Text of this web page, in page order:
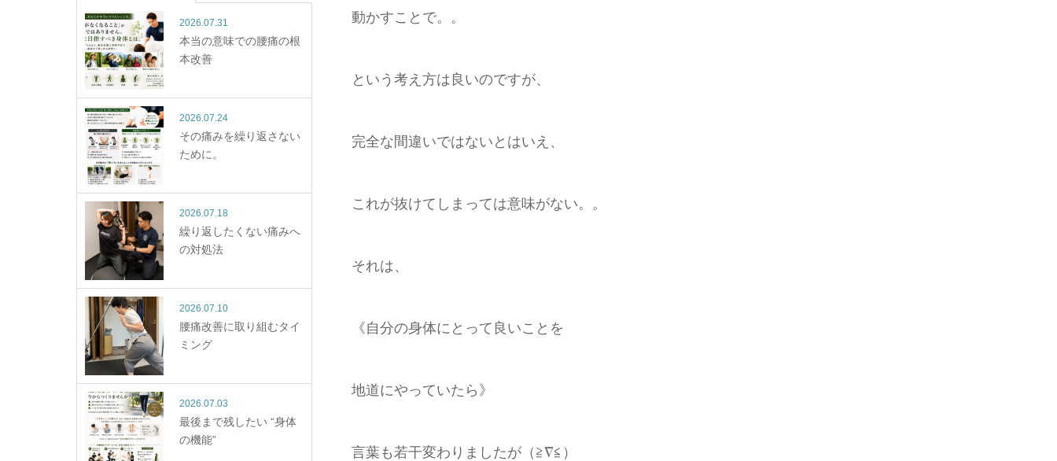
動かすことで。。
という考え方は良いのですが、
完全な間違いではないとはいえ、
これが抜けてしまっては意味がない。。
それは、
《自分の身体にとって良いことを
地道にやっていたら》
言葉も若干変わりましたが（≧∇≦）
2026.07.31
本当の意味での腰痛の根
本改善
2026.07.24
その痛みを繰り返さない
ために。
2026.07.18
繰り返したくない痛みへ
の対処法
2026.07.10
腰痛改善に取り組むタイ
ミング
2026.07.03
最後まで残したい “身体
の機能”